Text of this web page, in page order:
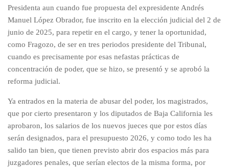
Presidenta aun cuando fue propuesta del expresidente Andrés
Manuel López Obrador, fue inscrito en la elección judicial del 2 de
junio de 2025, para repetir en el cargo, y tener la oportunidad,
como Fragozo, de ser en tres periodos presidente del Tribunal,
cuando es precisamente por esas nefastas prácticas de
concentración de poder, que se hizo, se presentó y se aprobó la
reforma judicial.
Ya entrados en la materia de abusar del poder, los magistrados,
que por cierto presentaron y los diputados de Baja California les
aprobaron, los salarios de los nuevos jueces que por estos días
serán designados, para el presupuesto 2026, y como todo les ha
salido tan bien, que tienen previsto abrir dos espacios más para
juzgadores penales, que serían electos de la misma forma, por